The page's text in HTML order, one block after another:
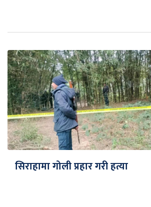
सिराहामा गोली प्रहार गरी हत्या